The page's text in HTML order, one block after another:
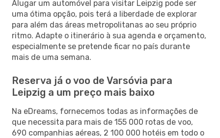
Alugar um automóvel para visitar Leipzig pode ser
uma ótima opção, pois terá a liberdade de explorar
para além das áreas metropolitanas ao seu próprio
ritmo. Adapte o itinerário à sua agenda e orçamento,
especialmente se pretende ficar no país durante
mais de uma semana.
Reserva já o voo de Varsóvia para
Leipzig a um preço mais baixo
Na eDreams, fornecemos todas as informações de
que necessita para mais de 155 000 rotas de voo,
690 companhias aéreas, 2 100 000 hotéis em todo o